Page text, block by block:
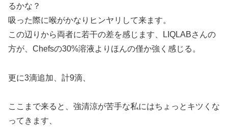
るかな？
吸った際に喉がかなりヒンヤリして来ます。
この辺りから両者に若干の差を感じます、LIQLABさんの
方が、Chefsの30%溶液よりほんの僅か強く感じる。
更に3滴追加、計9滴、
ここまで来ると、強清涼が苦手な私にはちょっとキツくな
ってきます、